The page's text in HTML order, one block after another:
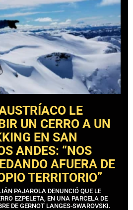
LE
UN CERRO A UN
EN SAN
ANDES: “NOS
AFUERA DE
TERRITORIO”
PAJAROLA DENUNCIÓ QUE LE
EZPELETA, EN UNA PARCELA DE
DE GERNOT LANGES-SWAROVSKI.